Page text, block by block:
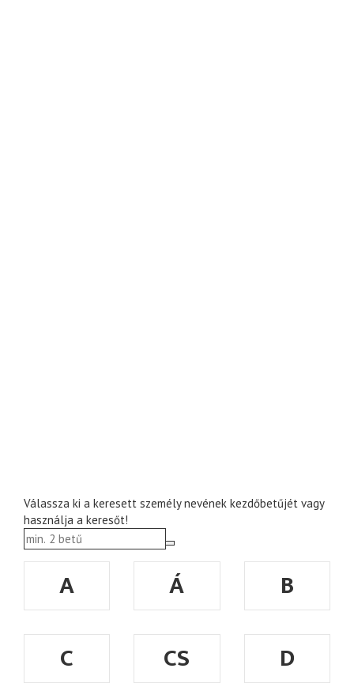
Válassza ki a keresett személy nevének kezdőbetűjét vagy
használja a keresőt!
A Á
B
C
CS D